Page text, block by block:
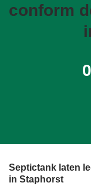
conform
Septictank laten
in Staphorst